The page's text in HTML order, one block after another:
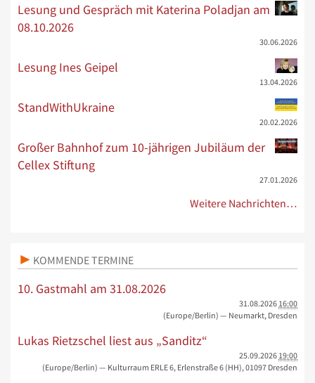
Lesung und Gespräch mit Katerina Poladjan am
08.10.2026
30.06.2026
Lesung Ines Geipel
13.04.2026
StandWithUkraine
20.02.2026
Großer Bahnhof zum 10-jährigen Jubiläum der
Cellex Stiftung
27.01.2026
Weitere Nachrichten…
KOMMENDE TERMINE
10. Gastmahl am 31.08.2026
31.08.2026 16:00
(Europe/Berlin) — Neumarkt, Dresden
Lukas Rietzschel liest aus „Sanditz“
25.09.2026 19:00
(Europe/Berlin) — Kulturraum ERLE 6, Erlenstraße 6 (HH), 01097 Dresden